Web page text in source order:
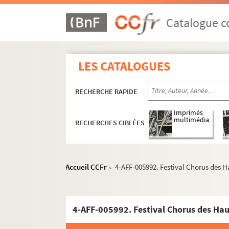
Catalogue
LES CATALOGUES
RECHERCHE RAPIDE
RECHERCHES CIBLÉES
Imprimés
multimédia
Accueil CCFr > 4-AFF-005992. Festival Chorus des
4-AFF-005992. Festival Chorus des
Compagnies théâtrales et cirques
4-AFF-005988. Automne en musique.
4-AFF-005984. Avril swing